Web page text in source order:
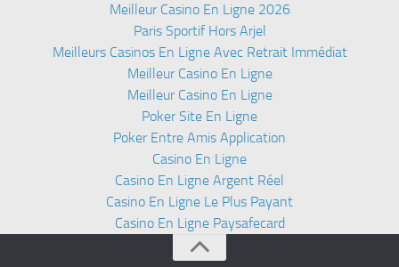
Meilleur Casino En Ligne 2026
Paris Sportif Hors Arjel
Meilleurs Casinos En Ligne Avec Retrait Immédiat
Meilleur Casino En Ligne
Meilleur Casino En Ligne
Poker Site En Ligne
Poker Entre Amis Application
Casino En Ligne
Casino En Ligne Argent Réel
Casino En Ligne Le Plus Payant
Casino En Ligne Paysafecard